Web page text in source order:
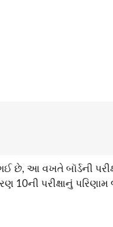
ગઈ છે, આ વખતે બૉર્ડની
10ની પરીક્ષાનું